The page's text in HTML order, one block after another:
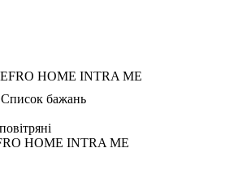
Список бажань
HOME INTRA ME